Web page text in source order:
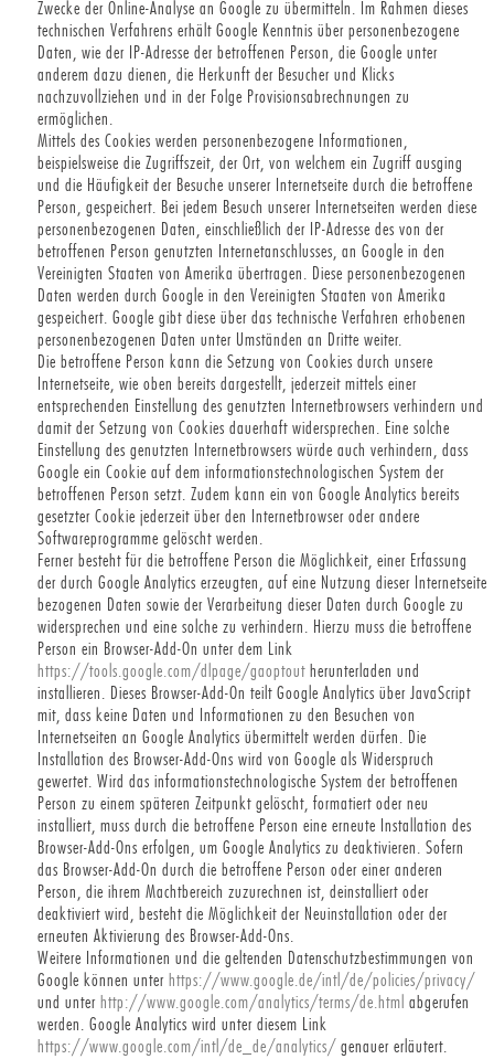
Zwecke der Online-Analyse an Google zu übermitteln. Im Rahmen dieses
technischen Verfahrens erhält Google Kenntnis über personenbezogene
Daten, wie der IP-Adresse der betroffenen Person, die Google unter
anderem dazu dienen, die Herkunft der Besucher und Klicks
nachzuvollziehen und in der Folge Provisionsabrechnungen zu
ermöglichen.
Mittels des Cookies werden personenbezogene Informationen,
beispielsweise die Zugriffszeit, der Ort, von welchem ein Zugriff ausging
und die Häufigkeit der Besuche unserer Internetseite durch die betroffene
Person, gespeichert. Bei jedem Besuch unserer Internetseiten werden diese
personenbezogenen Daten, einschließlich der IP-Adresse des von der
betroffenen Person genutzten Internetanschlusses, an Google in den
Vereinigten Staaten von Amerika übertragen. Diese personenbezogenen
Daten werden durch Google in den Vereinigten Staaten von Amerika
gespeichert. Google gibt diese über das technische Verfahren erhobenen
personenbezogenen Daten unter Umständen an Dritte weiter.
Die betroffene Person kann die Setzung von Cookies durch unsere
Internetseite, wie oben bereits dargestellt, jederzeit mittels einer
entsprechenden Einstellung des genutzten Internetbrowsers verhindern und
damit der Setzung von Cookies dauerhaft widersprechen. Eine solche
Einstellung des genutzten Internetbrowsers würde auch verhindern, dass
Google ein Cookie auf dem informationstechnologischen System der
betroffenen Person setzt. Zudem kann ein von Google Analytics bereits
gesetzter Cookie jederzeit über den Internetbrowser oder andere
Softwareprogramme gelöscht werden.
Ferner besteht für die betroffene Person die Möglichkeit, einer Erfassung
der durch Google Analytics erzeugten, auf eine Nutzung dieser Internetseite
bezogenen Daten sowie der Verarbeitung dieser Daten durch Google zu
widersprechen und eine solche zu verhindern. Hierzu muss die betroffene
Person ein Browser-Add-On unter dem Link
https://tools.google.com/dlpage/gaoptout herunterladen und
installieren. Dieses Browser-Add-On teilt Google Analytics über JavaScript
mit, dass keine Daten und Informationen zu den Besuchen von
Internetseiten an Google Analytics übermittelt werden dürfen. Die
Installation des Browser-Add-Ons wird von Google als Widerspruch
gewertet. Wird das informationstechnologische System der betroffenen
Person zu einem späteren Zeitpunkt gelöscht, formatiert oder neu
installiert, muss durch die betroffene Person eine erneute Installation des
Browser-Add-Ons erfolgen, um Google Analytics zu deaktivieren. Sofern
das Browser-Add-On durch die betroffene Person oder einer anderen
Person, die ihrem Machtbereich zuzurechnen ist, deinstalliert oder
deaktiviert wird, besteht die Möglichkeit der Neuinstallation oder der
erneuten Aktivierung des Browser-Add-Ons.
Weitere Informationen und die geltenden Datenschutzbestimmungen von
Google können unter https://www.google.de/intl/de/policies/privacy/
und unter http://www.google.com/analytics/terms/de.html abgerufen
werden. Google Analytics wird unter diesem Link
https://www.google.com/intl/de_de/analytics/ genauer erläutert.